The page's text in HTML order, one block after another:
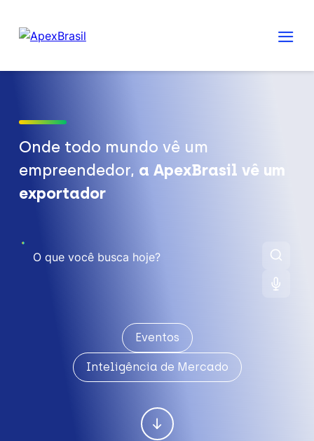
Onde todo mundo vê um
empreendedor, a ApexBrasil vê um
exportador
Eventos
Inteligência de Mercado